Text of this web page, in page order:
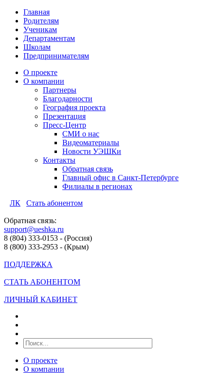
Главная
Родителям
Ученикам
Департаментам
Школам
Предпринимателям
О проекте
О компании
Партнеры
Благодарности
География проекта
Презентация
Пресс-Центр
СМИ о нас
Видеоматериалы
Новости УЭШКи
Контакты
Обратная связь
Главный офис в Санкт-Петербурге
Филиалы в регионах
ЛК
Стать абонентом
Обратная связь:
support@ueshka.ru
8 (804) 333-0153 - (Россия)
8 (800) 333-2953 - (Крым)
ПОДДЕРЖКА
СТАТЬ АБОНЕНТОМ
ЛИЧНЫЙ КАБИНЕТ
О проекте
О компании